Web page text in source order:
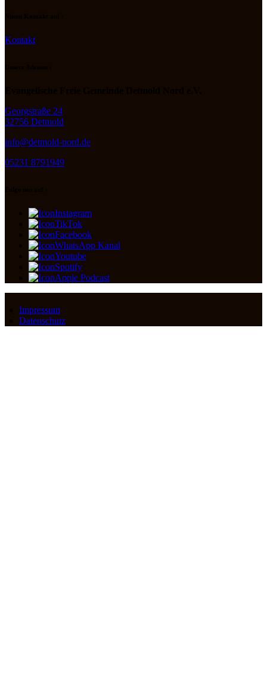
Kontakt
Georgstraße 24
32756 Detmold
info@detmold-nord.de
05231 8791949
Instagram
TikTok
Facebook
WhatsApp Kanal
Youtube
Spotify
Apple Podcast
Impressum
Datenschutz